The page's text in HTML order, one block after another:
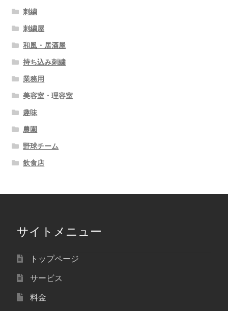
刺繍
刺繍屋
和風・居酒屋
持ち込み刺繍
業務用
美容室・理容室
趣味
農園
野球チーム
飲食店
サイトメニュー
トップページ
サービス
料金